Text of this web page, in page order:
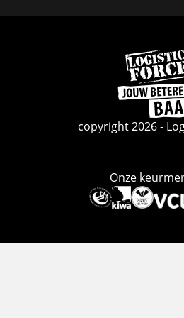
Ga
naar
de
homepage
copyright 2026 -
Onze
Deze
link
naar